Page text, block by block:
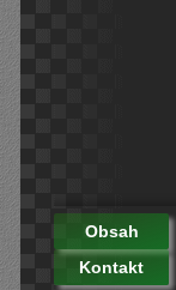
Obsah
Kontakt